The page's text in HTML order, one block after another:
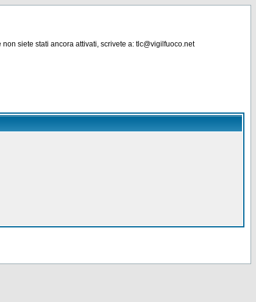
siete stati ancora attivati, scrivete a: tlc@vigilfuoco.net